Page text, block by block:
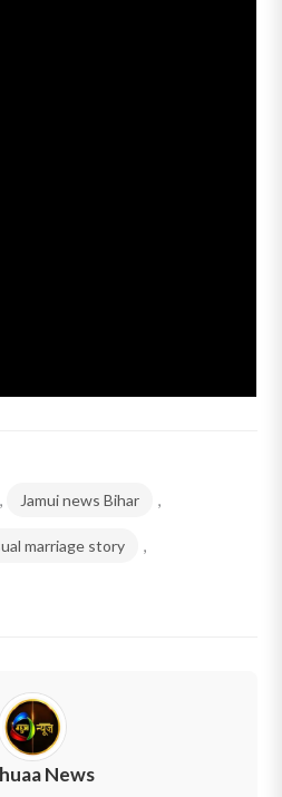
, Jamui news Bihar ,
marriage story ,
News